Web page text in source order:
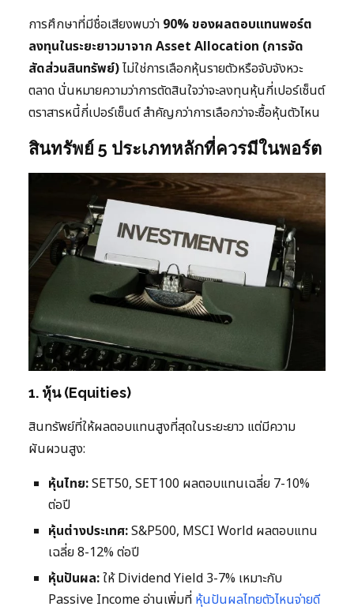
การศึกษาที่มีชื่อเสียงพบว่า 90% ของผลตอบแทนพอร์ต
ลงทุนในระยะยาวมาจาก Asset Allocation (การจัด
สัดส่วนสินทรัพย์)ไม่ใช่การเลือกหุ้นรายตัวหรือจับจังหวะ
ตลาด นั่นหมายความว่าการตัดสินใจว่าจะลงทุนหุ้นกี่เปอร์เซ็นต์
ตราสารหนี้กี่เปอร์เซ็นต์ สำคัญกว่าการเลือกว่าจะซื้อหุ้นตัวไหน
สินทรัพย์ 5 ประเภทหลักที่ควรมีในพอร์ต
1. หุ้น (Equities)
สินทรัพย์ที่ให้ผลตอบแทนสูงที่สุดในระยะยาว แต่มีความ
ผันผวนสูง:
หุ้นไทย:SET50, SET100 ผลตอบแทนเฉลี่ย 7-10%
ต่อปี
หุ้นต่างประเทศ:S&P500, MSCI World ผลตอบแทน
เฉลี่ย 8-12% ต่อปี
หุ้นปันผล:ให้ Dividend Yield 3-7% เหมาะกับ
Passive Income อ่านเพิ่มที่ หุ้นปันผลไทยตัวไหนจ่ายดี